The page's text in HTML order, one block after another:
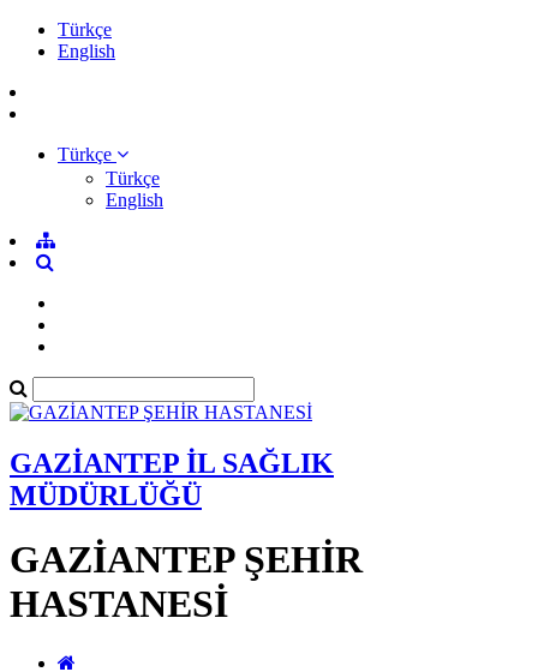
Türkçe
English
Türkçe
Türkçe
English
GAZİANTEP İL SAĞLIK
MÜDÜRLÜĞÜ
GAZİANTEP ŞEHİR
HASTANESİ